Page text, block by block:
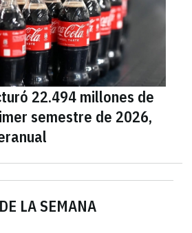
LA SEMANA
22.494 millones de
semestre de 2026,